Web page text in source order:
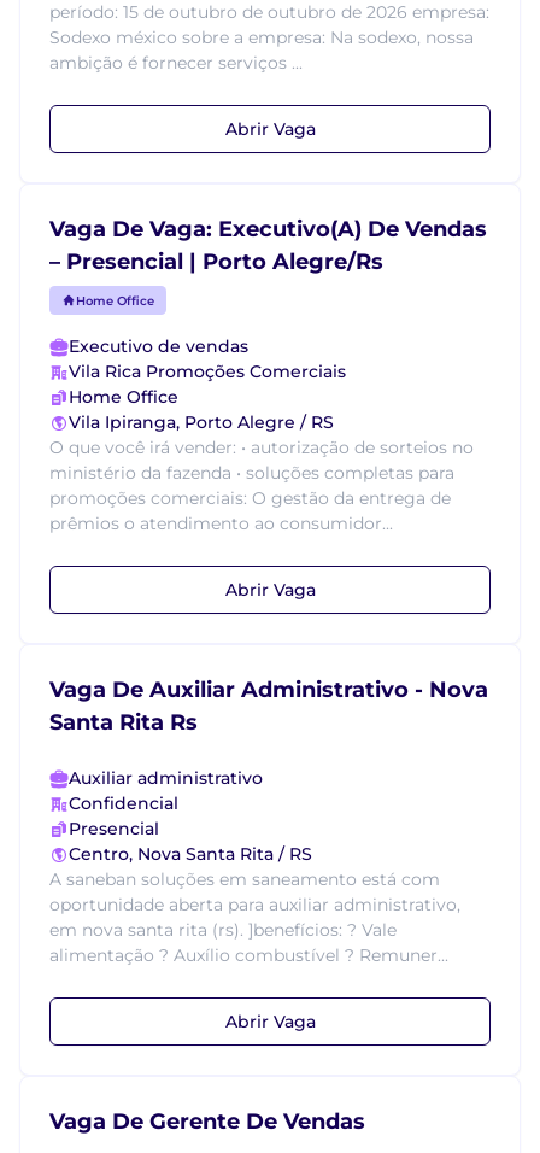
período: 15 de outubro de outubro de 2026 empresa:
Sodexo méxico sobre a empresa: Na sodexo, nossa
ambição é fornecer serviços ...
Abrir Vaga
Vaga De Vaga: Executivo(A) De Vendas
– Presencial | Porto Alegre/Rs
Home Office
Executivo de vendas
Vila Rica Promoções Comerciais
Home Office
Vila Ipiranga, Porto Alegre / RS
O que você irá vender: • autorização de sorteios no
ministério da fazenda • soluções completas para
promoções comerciais: O gestão da entrega de
prêmios o atendimento ao consumidor...
Abrir Vaga
Vaga De Auxiliar Administrativo - Nova
Santa Rita Rs
Auxiliar administrativo
Confidencial
Presencial
Centro, Nova Santa Rita / RS
A saneban soluções em saneamento está com
oportunidade aberta para auxiliar administrativo,
em nova santa rita (rs). ]benefícios: ? Vale
alimentação ? Auxílio combustível ? Remuner...
Abrir Vaga
Vaga De Gerente De Vendas